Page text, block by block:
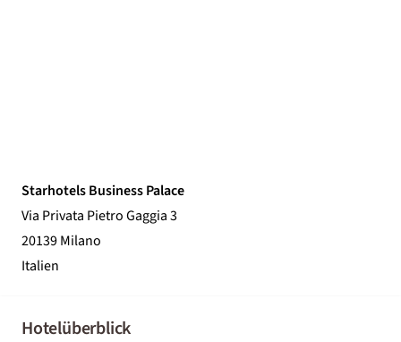
Starhotels Business Palace
Via Privata Pietro Gaggia 3
20139 Milano
Italien
Hotelüberblick